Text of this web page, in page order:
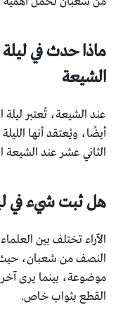
ماذا حدث في
الشيعة
عند الشيعة، تُعتبر
أيضًا، ويُعتقد أنها الليلة
الثاني عشر عند الشيعة
هل ثبت شيء في
الآراء تختلف بين
النصف من شعبان،
موضوعة، بينما يرى
القطع بثواب خاص.